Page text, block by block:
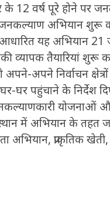
के 12 वर्ष पूरे होने पर
अभियान शुरू
यह अभियान
व्यापक तैयारियां शुरू
अपने निर्वाचन
घर पहुंचाने के निर्देश
योजनाओं
में अभियान के तहत
अभियान, प्राकृतिक